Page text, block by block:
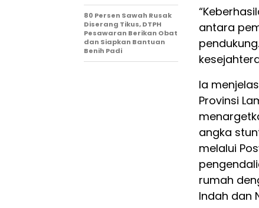
antara
Ia
Provinsi
angka
melalui
rumah
Indah dan
80 Persen Sawah Rusak
Diserang Tikus, DTPH
Pesawaran Berikan Obat
dan Siapkan Bantuan
Benih Padi